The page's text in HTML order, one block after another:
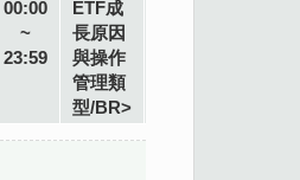
00:00
~
23:59
ETF成
長原因
與操作
管理類
型/BR>